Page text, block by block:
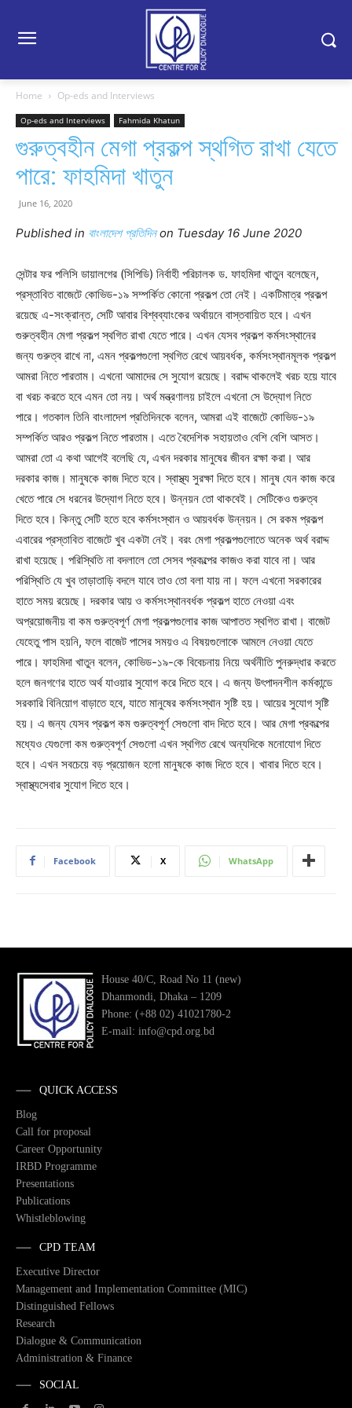
Home Op-eds and Interviews
Op-eds and Interviews Fahmida Khatun
গুরুত্বহীন মেগা প্রকল্প স্থগিত রাখা যেতে
পারে: ফাহমিদা খাতুন
June 16, 2020
Published in বাংলাদেশ প্রতিদিনon Tuesday 16 June 2020
সেন্টার ফর পলিসি ডায়ালগের (সিপিডি) নির্বাহী পরিচালক ড. ফাহমিদা খাতুন বলেছেন,
প্রস্তাবিত বাজেটে কোভিড-১৯ সম্পর্কিত কোনো প্রকল্প তো নেই। একটিমাত্র প্রকল্প
রয়েছে এ-সংক্রান্ত, সেটি আবার বিশ্বব্যাংকের অর্থায়নে বাস্তবায়িত হবে। এখন
গুরুত্বহীন মেগা প্রকল্প স্থগিত রাখা যেতে পারে। এখন যেসব প্রকল্প কর্মসংস্থানের
জন্য গুরুত্ব রাখে না, এমন প্রকল্পগুলো স্থগিত রেখে আয়বর্ধক, কর্মসংস্থানমূলক প্রকল্প
আমরা নিতে পারতাম। এখনো আমাদের সে সুযোগ রয়েছে। বরাদ্দ থাকলেই খরচ হয়ে যাবে
বা খরচ করতে হবে এমন তো নয়। অর্থ মন্ত্রণালয় চাইলে এখনো সে উদ্যোগ নিতে
পারে। গতকাল তিনি বাংলাদেশ প্রতিদিনকে বলেন, আমরা এই বাজেটে কোভিড-১৯
সম্পর্কিত আরও প্রকল্প নিতে পারতাম। এতে বৈদেশিক সহায়তাও বেশি বেশি আসত।
আমরা তো এ কথা আগেই বলেছি যে, এখন দরকার মানুষের জীবন রক্ষা করা। আর
দরকার কাজ। মানুষকে কাজ দিতে হবে। স্বাস্থ্য সুরক্ষা দিতে হবে। মানুষ যেন কাজ করে
খেতে পারে সে ধরনের উদ্যোগ নিতে হবে। উন্নয়ন তো থাকবেই। সেটিকেও গুরুত্ব
দিতে হবে। কিন্তু সেটি হতে হবে কর্মসংস্থান ও আয়বর্ধক উন্নয়ন। সে রকম প্রকল্প
এবারের প্রস্তাবিত বাজেটে খুব একটা নেই। বরং মেগা প্রকল্পগুলোতে অনেক অর্থ বরাদ্দ
রাখা হয়েছে। পরিস্থিতি না বদলালে তো সেসব প্রকল্পের কাজও করা যাবে না। আর
পরিস্থিতি যে খুব তাড়াতাড়ি বদলে যাবে তাও তো বলা যায় না। ফলে এখনো সরকারের
হাতে সময় রয়েছে। দরকার আয় ও কর্মসংস্থানবর্ধক প্রকল্প হাতে নেওয়া এবং
অপ্রয়োজনীয় বা কম গুরুত্বপূর্ণ মেগা প্রকল্পগুলোর কাজ আপাতত স্থগিত রাখা। বাজেট
যেহেতু পাস হয়নি, ফলে বাজেট পাসের সময়ও এ বিষয়গুলোকে আমলে নেওয়া যেতে
পারে। ফাহমিদা খাতুন বলেন, কোভিড-১৯-কে বিবেচনায় নিয়ে অর্থনীতি পুনরুদ্ধার করতে
হলে জনগণের হাতে অর্থ যাওয়ার সুযোগ করে দিতে হবে। এ জন্য উৎপাদনশীল কর্মকান্ডে
সরকারি বিনিয়োগ বাড়াতে হবে, যাতে মানুষের কর্মসংস্থান সৃষ্টি হয়। আয়ের সুযোগ সৃষ্টি
হয়। এ জন্য যেসব প্রকল্প কম গুরুত্বপূর্ণ সেগুলো বাদ দিতে হবে। আর মেগা প্রকল্পের
মধ্যেও যেগুলো কম গুরুত্বপূর্ণ সেগুলো এখন স্থগিত রেখে অন্যদিকে মনোযোগ দিতে
হবে। এখন সবচেয়ে বড় প্রয়োজন হলো মানুষকে কাজ দিতে হবে। খাবার দিতে হবে।
স্বাস্থ্যসেবার সুযোগ দিতে হবে।
Facebook X WhatsApp
House 40/C, Road No 11 (new)
Dhanmondi, Dhaka – 1209
Phone: (+88 02) 41021780-2
E-mail: info@cpd.org.bd
QUICK ACCESS
Blog
Call for proposal
Career Opportunity
IRBD Programme
Presentations
Publications
Whistleblowing
CPD TEAM
Executive Director
Management and Implementation Committee (MIC)
Distinguished Fellows
Research
Dialogue & Communication
Administration & Finance
SOCIAL